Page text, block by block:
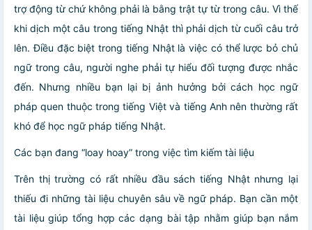
trợ động từ chứ không phải là bằng trật tự từ trong câu. Vì thế
khi dịch một câu trong tiếng Nhật thì phải dịch từ cuối câu trở
lên. Điều đặc biệt trong tiếng Nhật là việc có thể lược bỏ chủ
ngữ trong câu, người nghe phải tự hiểu đối tượng được nhắc
đến. Nhưng nhiều bạn lại bị ảnh hưởng bởi cách học ngữ
pháp quen thuộc trong tiếng Việt và tiếng Anh nên thường rất
khó để học ngữ pháp tiếng Nhật.
Các bạn đang “loay hoay” trong việc tìm kiếm tài liệu
Trên thị trường có rất nhiều đầu sách tiếng Nhật nhưng lại
thiếu đi những tài liệu chuyên sâu về ngữ pháp. Bạn cần một
tài liệu giúp tổng hợp các dạng bài tập nhằm giúp bạn nắm